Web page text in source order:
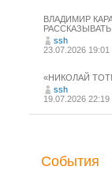
ВЛАДИМИР
ssh
23.07.2026 19:01
«НИКОЛАЙ
ssh
19.07.2026 22:19
События